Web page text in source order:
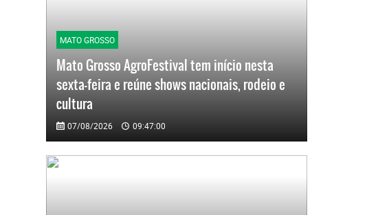
MATO GROSSO
Mato Grosso AgroFestival tem início nesta
sexta-feira e reúne shows nacionais, rodeio e
cultura
07/08/2026 09:47:00